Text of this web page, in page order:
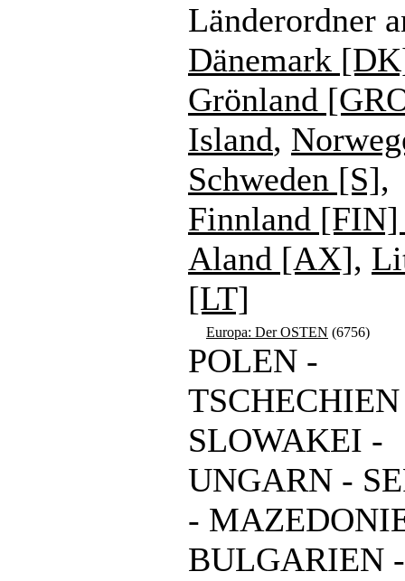
Länderordner
Dänemark
Grönland
Island,
Schweden [S],
Finnland
Aland [AX],
[LT]
Europa: Der OSTEN (6756)
POLEN -
SLOWAKEI -
UNGARN -
-
BULGARIEN -